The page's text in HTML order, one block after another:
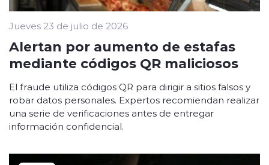
Jueves 23 de julio de 2026
Alertan por aumento de estafas
mediante códigos QR maliciosos
El fraude utiliza códigos QR para dirigir a sitios falsos y
robar datos personales. Expertos recomiendan realizar
una serie de verificaciones antes de entregar
información confidencial.